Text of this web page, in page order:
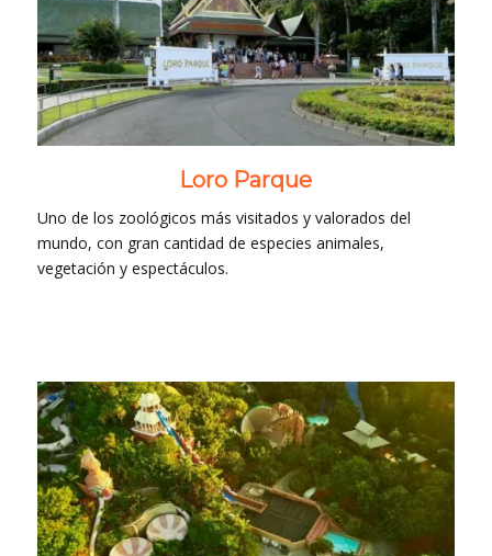
Loro Parque
Uno de los zoológicos más visitados y valorados del
mundo, con gran cantidad de especies animales,
vegetación y espectáculos.